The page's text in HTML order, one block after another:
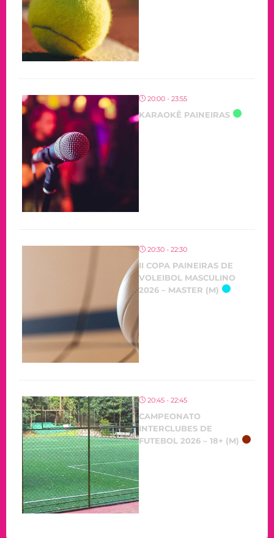
20:00 - 23:55
KARAOKÊ PAINEIRAS
20:30 - 22:30
II COPA PAINEIRAS DE
VOLEIBOL MASCULINO
2026 – MASTER (M)
20:45 - 22:45
CAMPEONATO
INTERCLUBES DE
FUTEBOL 2026 – 18+ (M)